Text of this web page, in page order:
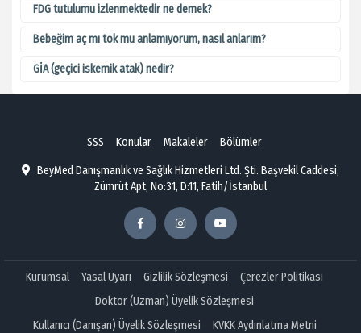
FDG tutulumu izlenmektedir ne demek?
Bebeğim aç mı tok mu anlamıyorum, nasıl anlarım?
GİA (geçici iskemik atak) nedir?
SSS Konular Makaleler Bölümler
BeyMed Danışmanlık ve Sağlık Hizmetleri Ltd. Şti. Başvekil Caddesi,
Zümrüt Apt, No:31, D:11, Fatih/İstanbul
Kurumsal Yasal Uyarı Gizlilik Sözleşmesi
Çerezler Politikası
Doktor (Uzman) Üyelik Sözleşmesi
Kullanıcı (Danışan) Üyelik Sözleşmesi
KVKK Aydınlatma Metni